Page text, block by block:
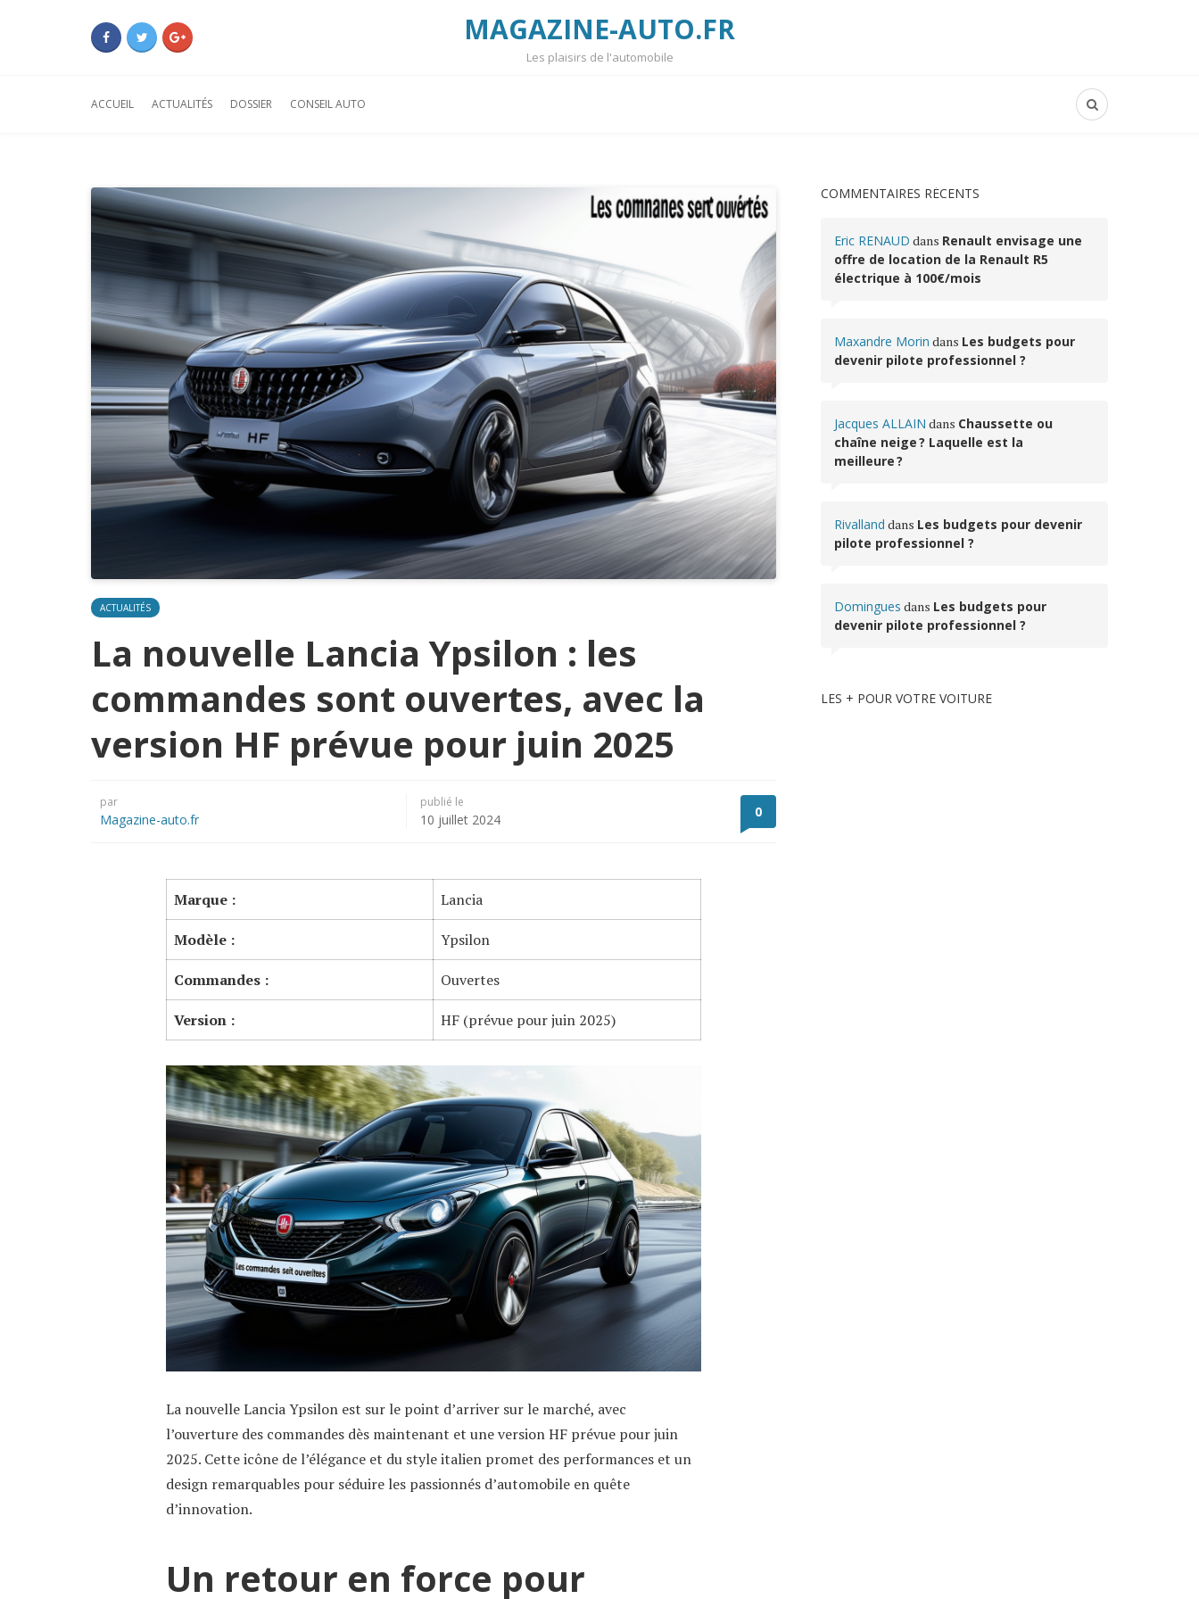
MAGAZINE-AUTO.FR
Les plaisirs de l'automobile
ACCUEIL ACTUALITÉS DOSSIER CONSEIL AUTO
ACTUALITÉS
La nouvelle Lancia Ypsilon : les
commandes sont ouvertes, avec la
version HF prévue pour juin 2025
par
Magazine-auto.fr
publié le
10 juillet 2024 0
Marque : Lancia
Modèle : Ypsilon
Commandes : Ouvertes
Version : HF (prévue pour juin 2025)
La nouvelle Lancia Ypsilon est sur le point d’arriver sur le marché, avec
l’ouverture des commandes dès maintenant et une version HF prévue pour juin
2025. Cette icône de l’élégance et du style italien promet des performances et un
design remarquables pour séduire les passionnés d’automobile en quête
d’innovation.
Un retour en force pour
COMMENTAIRES RÉCENTS
Eric RENAUD dans Renault envisage une
offre de location de la Renault R5
électrique à 100€/mois
Maxandre Morin dans Les budgets pour
devenir pilote professionnel ?
Jacques ALLAIN dans Chaussette ou
chaîne neige ? Laquelle est la
meilleure ?
Rivalland dans Les budgets pour devenir
pilote professionnel ?
Domingues dans Les budgets pour
devenir pilote professionnel ?
LES + POUR VOTRE VOITURE